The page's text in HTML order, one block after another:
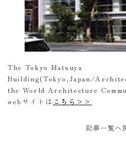
The Tokyo Matsuya
Building(Tokyo,Japan/
the World Architecture
webサイトは こちら>>
記事一覧へ